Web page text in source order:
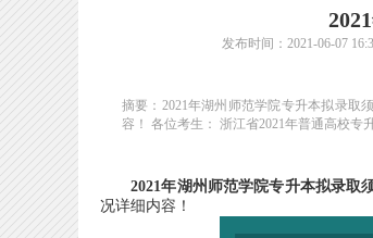
发布时间：2021-06-07
摘要：2021年湖州师范学院专升本拟录取
容！ 各位考生： 浙江省2021年普通高校
2021年湖州师范学院专升本拟录取
况详细内容！